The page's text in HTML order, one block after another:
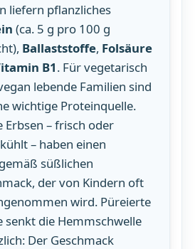
liefern pflanzliches
(ca. 5 g pro 100 g
Ballaststoffe, Folsäure
B1. Für vegetarisch
lebende Familien sind
wichtige Proteinquelle.
Erbsen – frisch oder
– haben einen
süßlichen
der von Kindern oft
wird. Püreierte
senkt die Hemmschwelle
Der Geschmack